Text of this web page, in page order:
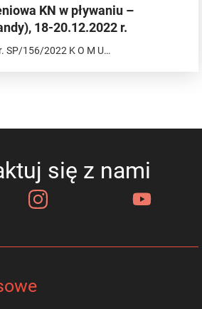
KN w pływaniu –
18-20.12.2022 r.
SP/156/2022 K O M U…
się z nami